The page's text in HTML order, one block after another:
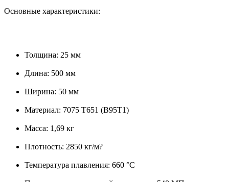
Основные характеристики:
Толщина: 25 мм
Длина: 500 мм
Ширина: 50 мм
Материал: 7075 Т651 (В95Т1)
Масса: 1,69 кг
Плотность: 2850 кг/м?
Температура плавления: 660 °C